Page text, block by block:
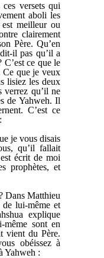
versets qui
aboli les
meilleur ou
clairement
Père. Qu’en
il pas qu’il a
ce que le
Ce que je veux
lisiez les deux
verrez qu’il ne
de Yahweh. Il
C’est ce
je vous disais
qu’il fallait
écrit de moi
prophètes, et
Dans Matthieu
lui-même et
explique
même sont en
vient du Père.
obéissez à
Yahweh :